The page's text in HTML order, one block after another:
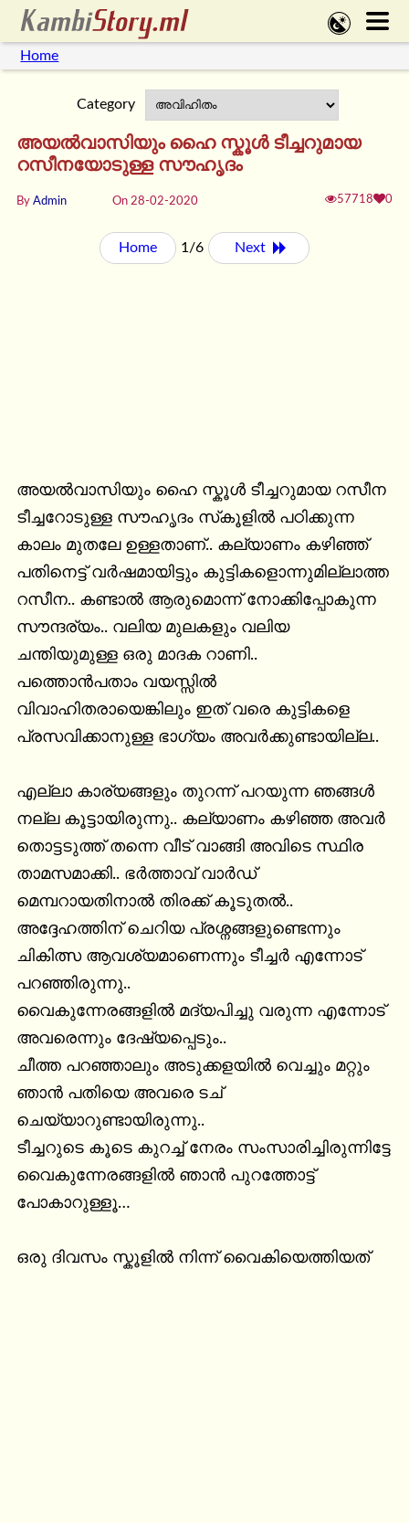
Home
Category
അയൽവാസിയും ഹൈ സ്കൂൾ ടീച്ചറുമായ
റസീനയോടുള്ള സൗഹൃദം
By Admin On 28-02-2020 57718 0
Home 1/6 Next
അയൽവാസിയും ഹൈ സ്കൂൾ ടീച്ചറുമായ റസീന
ടീച്ചറോടുള്ള സൗഹൃദം സ്‌കൂളിൽ പഠിക്കുന്ന
കാലം മുതലേ ഉള്ളതാണ്.. കല്യാണം കഴിഞ്ഞ്
പതിനെട്ട് വർഷമായിട്ടും കുട്ടികളൊന്നുമില്ലാത്ത
റസീന.. കണ്ടാൽ ആരുമൊന്ന് നോക്കിപ്പോകുന്ന
സൗന്ദര്യം.. വലിയ മുലകളും വലിയ
ചന്തിയുമുള്ള ഒരു മാദക റാണി..
പത്തൊൻപതാം വയസ്സിൽ
വിവാഹിതരായെങ്കിലും ഇത് വരെ കുട്ടികളെ
പ്രസവിക്കാനുള്ള ഭാഗ്യം അവർക്കുണ്ടായില്ല..
എല്ലാ കാര്യങ്ങളും തുറന്ന് പറയുന്ന ഞങ്ങൾ
നല്ല കൂട്ടായിരുന്നു.. കല്യാണം കഴിഞ്ഞ അവർ
തൊട്ടടുത്ത് തന്നെ വീട് വാങ്ങി അവിടെ സ്ഥിര
താമസമാക്കി.. ഭർത്താവ് വാർഡ്
മെമ്പറായതിനാൽ തിരക്ക് കൂടുതൽ..
അദ്ദേഹത്തിന് ചെറിയ പ്രശ്നങ്ങളുണ്ടെന്നും
ചികിത്സ ആവശ്യമാണെന്നും ടീച്ചർ എന്നോട്
പറഞ്ഞിരുന്നു..
വൈകുന്നേരങ്ങളിൽ മദ്യപിച്ചു വരുന്ന എന്നോട്
അവരെന്നും ദേഷ്യപ്പെടും..
ചീത്ത പറഞ്ഞാലും അടുക്കളയിൽ വെച്ചും മറ്റും
ഞാൻ പതിയെ അവരെ ടച്
ചെയ്യാറുണ്ടായിരുന്നു..
ടീച്ചറുടെ കൂടെ കുറച്ച് നേരം സംസാരിച്ചിരുന്നിട്ടേ
വൈകുന്നേരങ്ങളിൽ ഞാൻ പുറത്തോട്ട്
പോകാറുള്ളൂ…
ഒരു ദിവസം സ്കൂളിൽ നിന്ന് വൈകിയെത്തിയത്